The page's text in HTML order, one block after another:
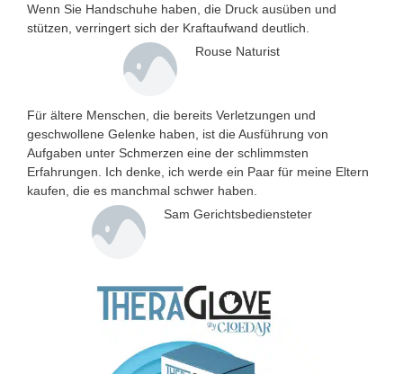
Wenn Sie Handschuhe haben, die Druck ausüben und
stützen, verringert sich der Kraftaufwand deutlich.
Rouse Naturist
Für ältere Menschen, die bereits Verletzungen und
geschwollene Gelenke haben, ist die Ausführung von
Aufgaben unter Schmerzen eine der schlimmsten
Erfahrungen. Ich denke, ich werde ein Paar für meine Eltern
kaufen, die es manchmal schwer haben.
Sam Gerichtsbediensteter